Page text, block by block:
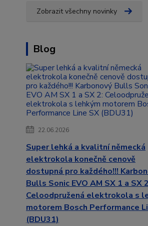
Zobrazit všechny novinky
Blog
22.06.2026
Super lehká a kvalitní německá
elektrokola konečně cenově
dostupná pro každého!!!
Bulls Sonic EVO AM SX 1 a SX
Celoodpružená elektrokola s
motorem Bosch Performance
(BDU31)